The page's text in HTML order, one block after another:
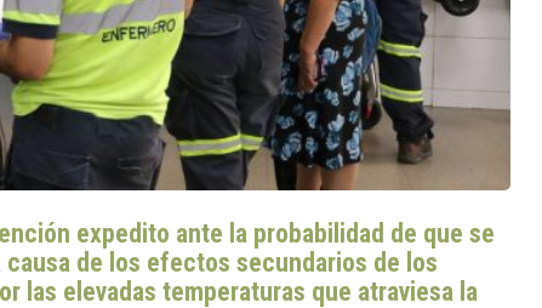
expedito ante la probabilidad de que se
de los efectos secundarios de los
las elevadas temperaturas que atraviesa la